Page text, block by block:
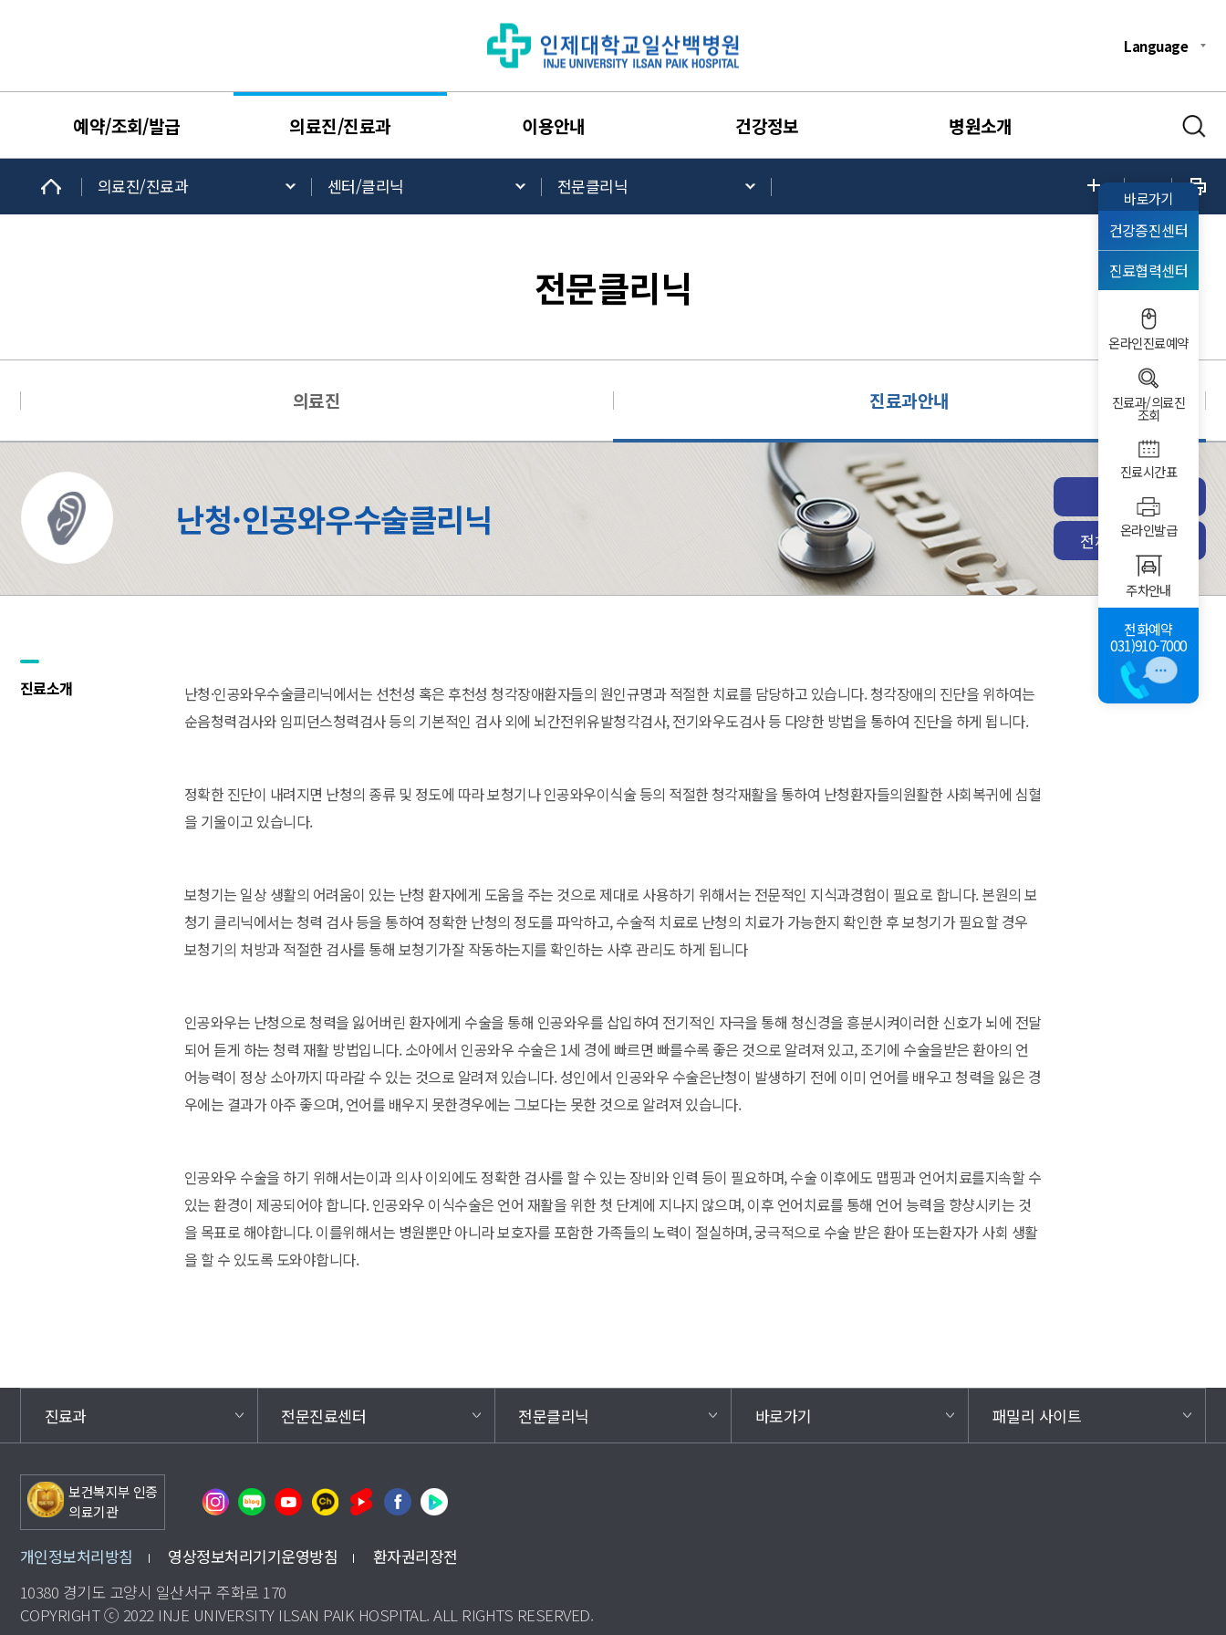
Language
예약/조회/발급 의료진/진료과 이용안내 건강정보 병원소개
의료진/진료과 센터/클리닉 전문클리닉
전문클리닉
의료진 진료과안내
난청·인공와우수술클리닉
진료예약
전체전문클리닉
진료소개 난청·인공와우수술클리닉에서는 선천성 혹은 후천성 청각장애환자들의 원인규명과 적절한 치료를 담당하고 있습니다. 청각장애의 진단을 위하여는
순음청력검사와 임피던스청력검사 등의 기본적인 검사 외에 뇌간전위유발청각검사, 전기와우도검사 등 다양한 방법을 통하여 진단을 하게 됩니다.
정확한 진단이 내려지면 난청의 종류 및 정도에 따라 보청기나 인공와우이식술 등의 적절한 청각재활을 통하여 난청환자들의원활한 사회복귀에 심혈
을 기울이고 있습니다.
보청기는 일상 생활의 어려움이 있는 난청 환자에게 도움을 주는 것으로 제대로 사용하기 위해서는 전문적인 지식과경험이 필요로 합니다. 본원의 보
청기 클리닉에서는 청력 검사 등을 통하여 정확한 난청의 정도를 파악하고, 수술적 치료로 난청의 치료가 가능한지 확인한 후 보청기가 필요할 경우
보청기의 처방과 적절한 검사를 통해 보청기가잘 작동하는지를 확인하는 사후 관리도 하게 됩니다
인공와우는 난청으로 청력을 잃어버린 환자에게 수술을 통해 인공와우를 삽입하여 전기적인 자극을 통해 청신경을 흥분시켜이러한 신호가 뇌에 전달
되어 듣게 하는 청력 재활 방법입니다. 소아에서 인공와우 수술은 1세 경에 빠르면 빠를수록 좋은 것으로 알려져 있고, 조기에 수술을받은 환아의 언
어능력이 정상 소아까지 따라갈 수 있는 것으로 알려져 있습니다. 성인에서 인공와우 수술은난청이 발생하기 전에 이미 언어를 배우고 청력을 잃은 경
우에는 결과가 아주 좋으며, 언어를 배우지 못한경우에는 그보다는 못한 것으로 알려져 있습니다.
인공와우 수술을 하기 위해서는이과 의사 이외에도 정확한 검사를 할 수 있는 장비와 인력 등이 필요하며, 수술 이후에도 맵핑과 언어치료를지속할 수
있는 환경이 제공되어야 합니다. 인공와우 이식수술은 언어 재활을 위한 첫 단계에 지나지 않으며, 이후 언어치료를 통해 언어 능력을 향샹시키는 것
을 목표로 해야합니다. 이를위해서는 병원뿐만 아니라 보호자를 포함한 가족들의 노력이 절실하며, 궁극적으로 수술 받은 환아 또는환자가 사회 생활
을 할 수 있도록 도와야합니다.
바로가기
건강증진센터
진료협력센터
온라인진료예약
진료과/의료진
조회
진료시간표
온라인발급
주차안내
전화예약
031)910-7000
진료과 전문진료센터 전문클리닉 바로가기 패밀리 사이트
보건복지부 인증
의료기관
개인정보처리방침 영상정보처리기기운영방침
환자권리장전
10380 경기도 고양시 일산서구 주화로 170
COPYRIGHT ⓒ 2022 INJE UNIVERSITY ILSAN PAIK HOSPITAL. ALL RIGHTS RESERVED.